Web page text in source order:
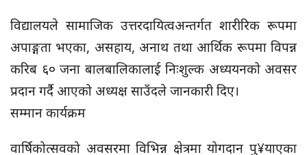
विद्यालयले सामाजिक उत्तरदायित्वअन्तर्गत शारीरिक रूपमा
अपाङ्गता भएका, असहाय, अनाथ तथा आर्थिक रूपमा विपन्न
करिब ६० जना बालबालिकालाई निःशुल्क अध्ययनको अवसर
प्रदान गर्दै आएको अध्यक्ष साउँदले जानकारी दिए।
सम्मान कार्यक्रम
वार्षिकोत्सवको अवसरमा विभिन्न क्षेत्रमा योगदान पु¥याएका